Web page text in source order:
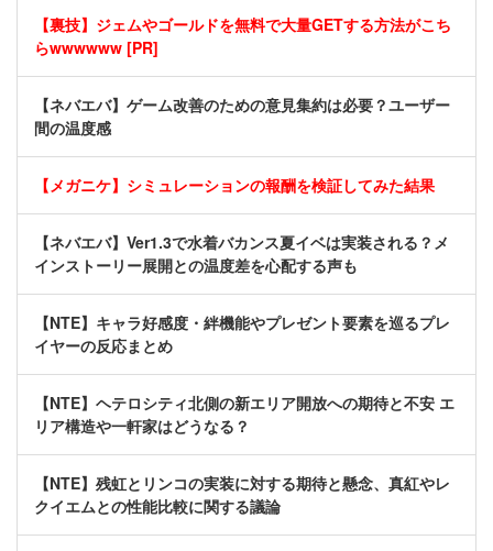
【裏技】ジェムやゴールドを無料で大量GETする方法がこち
らwwwwww [PR]
【ネバエバ】ゲーム改善のための意見集約は必要？ユーザー
間の温度感
【メガニケ】シミュレーションの報酬を検証してみた結果
【ネバエバ】Ver1.3で水着バカンス夏イベは実装される？メ
インストーリー展開との温度差を心配する声も
【NTE】キャラ好感度・絆機能やプレゼント要素を巡るプレ
イヤーの反応まとめ
【NTE】ヘテロシティ北側の新エリア開放への期待と不安 エ
リア構造や一軒家はどうなる？
【NTE】残虹とリンコの実装に対する期待と懸念、真紅やレ
クイエムとの性能比較に関する議論